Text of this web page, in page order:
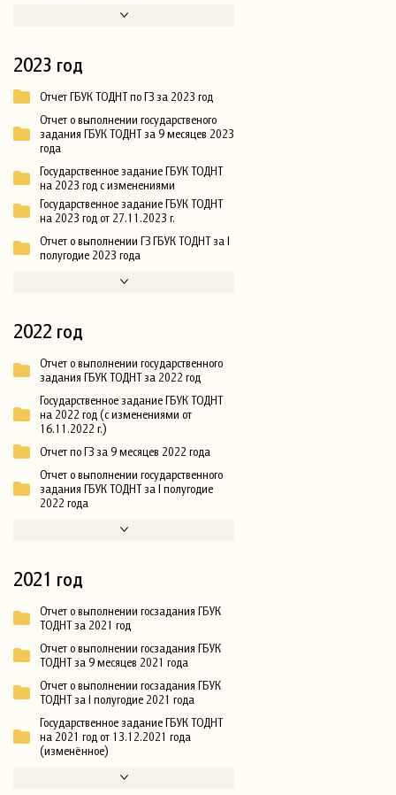
2023 год
Отчет ГБУК ТОДНТ по ГЗ за 2023 год
Отчет о выполнении государственого
задания ГБУК ТОДНТ за 9 месяцев 2023
года
Государственное задание ГБУК ТОДНТ
на 2023 год с изменениями
Государственное задание ГБУК ТОДНТ
на 2023 год от 27.11.2023 г.
Отчет о выполнении ГЗ ГБУК ТОДНТ за I
полугодие 2023 года
2022 год
Отчет о выполнении государственного
задания ГБУК ТОДНТ за 2022 год
Государственное задание ГБУК ТОДНТ
на 2022 год (с изменениями от
16.11.2022 г.)
Отчет по ГЗ за 9 месяцев 2022 года
Отчет о выполнении государственного
задания ГБУК ТОДНТ за I полугодие
2022 года
2021 год
Отчет о выполнении госзадания ГБУК
ТОДНТ за 2021 год
Отчет о выполнении госзадания ГБУК
ТОДНТ за 9 месяцев 2021 года
Отчет о выполнении госзадания ГБУК
ТОДНТ за I полугодие 2021 года
Государственное задание ГБУК ТОДНТ
на 2021 год от 13.12.2021 года
(изменённое)